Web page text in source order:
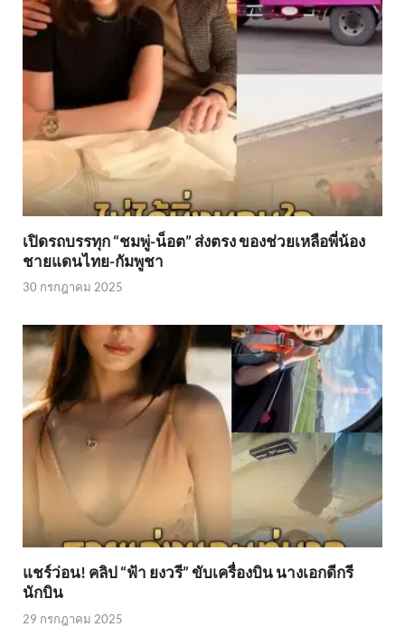
เปิดรถบรรทุก “ชมพู่-น็อต” ส่งตรง ของช่วยเหลือพี่น้อง
ชายแดนไทย-กัมพูชา
30 กรกฎาคม 2025
แชร์ว่อน! คลิป “ฟ้า ยงวรี” ขับเครื่องบิน นางเอกดีกรี
นักบิน
29 กรกฎาคม 2025